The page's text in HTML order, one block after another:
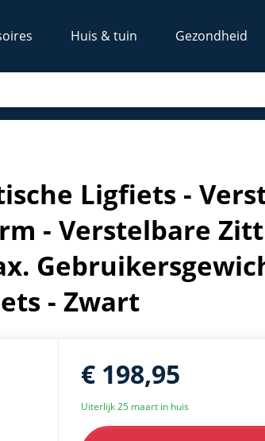
Huis & tuin Gezondheid
- Hartslagsensoren - Max.
Ligfiets -
- Verstelbare
- Zwart
€ 198,95
Uiterlijk 25 maart in huis